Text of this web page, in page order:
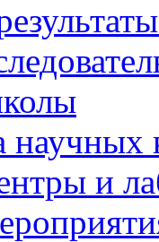
научных
и